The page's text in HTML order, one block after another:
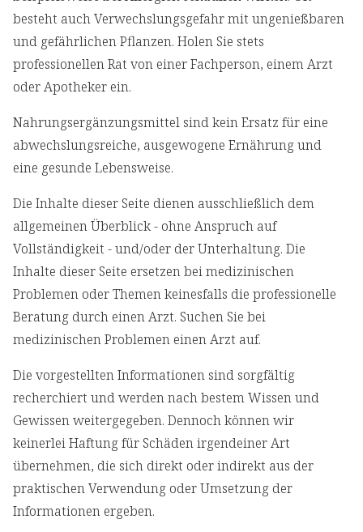
besteht auch Verwechslungsgefahr mit ungenießbaren
und gefährlichen Pflanzen. Holen Sie stets
professionellen Rat von einer Fachperson, einem Arzt
oder Apotheker ein.
Nahrungsergänzungsmittel sind kein Ersatz für eine
abwechslungsreiche, ausgewogene Ernährung und
eine gesunde Lebensweise.
Die Inhalte dieser Seite dienen ausschließlich dem
allgemeinen Überblick - ohne Anspruch auf
Vollständigkeit - und/oder der Unterhaltung. Die
Inhalte dieser Seite ersetzen bei medizinischen
Problemen oder Themen keinesfalls die professionelle
Beratung durch einen Arzt. Suchen Sie bei
medizinischen Problemen einen Arzt auf.
Die vorgestellten Informationen sind sorgfältig
recherchiert und werden nach bestem Wissen und
Gewissen weitergegeben. Dennoch können wir
keinerlei Haftung für Schäden irgendeiner Art
übernehmen, die sich direkt oder indirekt aus der
praktischen Verwendung oder Umsetzung der
Informationen ergeben.